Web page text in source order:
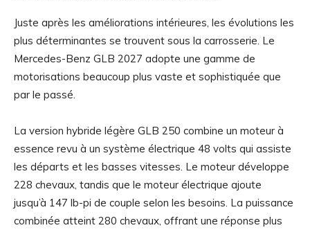
Juste après les améliorations intérieures, les évolutions les
plus déterminantes se trouvent sous la carrosserie. Le
Mercedes-Benz GLB 2027 adopte une gamme de
motorisations beaucoup plus vaste et sophistiquée que
par le passé.
La version hybride légère GLB 250 combine un moteur à
essence revu à un système électrique 48 volts qui assiste
les départs et les basses vitesses. Le moteur développe
228 chevaux, tandis que le moteur électrique ajoute
jusqu’à 147 lb-pi de couple selon les besoins. La puissance
combinée atteint 280 chevaux, offrant une réponse plus